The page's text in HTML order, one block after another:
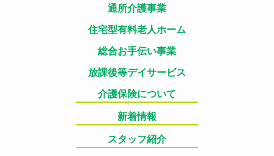
通所介護事業
住宅型有料老人ホーム
総合お手伝い事業
放課後等デイサービス
介護保険について
新着情報
スタッフ紹介